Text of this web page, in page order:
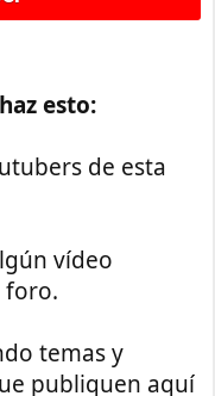
esto:
de esta
vídeo
foro.
temas y
publiquen aquí